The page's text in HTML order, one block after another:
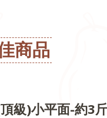
商品
級)小平面-約3